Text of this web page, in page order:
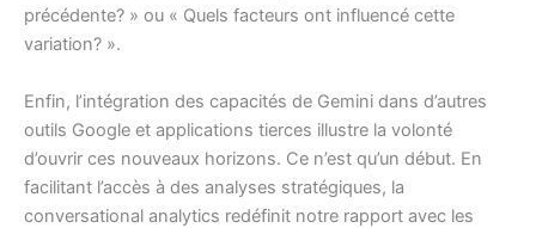
précédente? » ou « Quels facteurs ont influencé cette
variation? ».
Enfin, l’intégration des capacités de Gemini dans d’autres
outils Google et applications tierces illustre la volonté
d’ouvrir ces nouveaux horizons. Ce n’est qu’un début. En
facilitant l’accès à des analyses stratégiques, la
conversational analytics redéfinit notre rapport avec les